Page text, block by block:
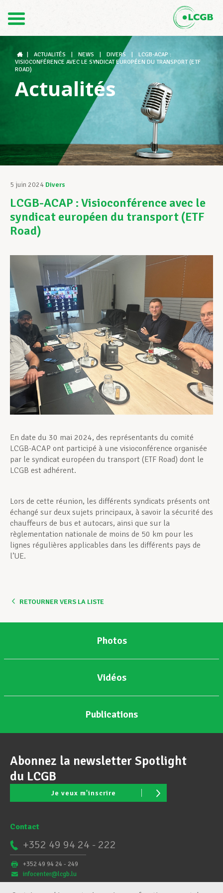
DE
Le LCGB
Structures syndicales
Assistance au Travail
Vos droits
Développement professionnel
Devenir Membre
Actualités
ACTUALITÉS NEWS DIVERS
LCGB-ACAP :
VISIOCONFÉRENCE AVEC LE SYNDICAT EUROPÉEN DU TRANSPORT (ETF
ROAD)
Actualités
5 juin 2024 Divers
LCGB-ACAP : Visioconférence avec le
syndicat européen du transport (ETF
Road)
En date du 30 mai 2024, des représentants du comité
LCGB-ACAP ont participé à une visioconférence organisée
par le syndicat européen du transport (ETF Road) dont le
LCGB est adhérent.
Lors de cette réunion, les différents syndicats présents ont
échangé sur deux sujets principaux, à savoir la sécurité des
chauffeurs de bus et autocars, ainsi que sur la
règlementation nationale de moins de 50 km pour les
lignes régulières applicables dans les différents pays de
l’UE.
RETOURNER VERS LA LISTE
Photos
Vidéos
Publications
Abonnez la newsletter Spotlight
du LCGB
Je veux m'inscrire
Contact
+352 49 94 24 - 222
+352 49 94 24 - 249
infocenter@lcgb.lu